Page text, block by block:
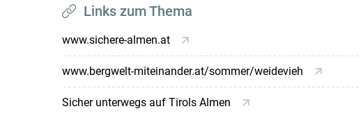
Links zum Thema
www.sichere-almen.at
www.bergwelt-miteinander.at/sommer/weidevieh
Sicher unterwegs auf Tirols Almen